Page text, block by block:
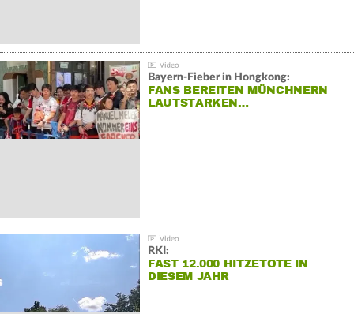
Bayern-Fieber in Hongkong:
FANS BEREITEN MÜNCHNERN
LAUTSTARKEN…
RKI:
FAST 12.000 HITZETOTE IN
DIESEM JAHR